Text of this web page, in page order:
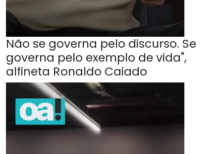
Não se governa pelo discurso. Se
governa pelo exemplo de vida",
alfineta Ronaldo Caiado